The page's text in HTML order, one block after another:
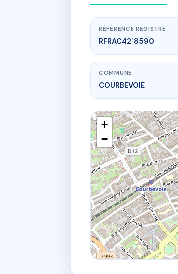
RÉFÉRENCE REGISTRE
RFRAC4218590
COMMUNE
COURBEVOIE
+
−